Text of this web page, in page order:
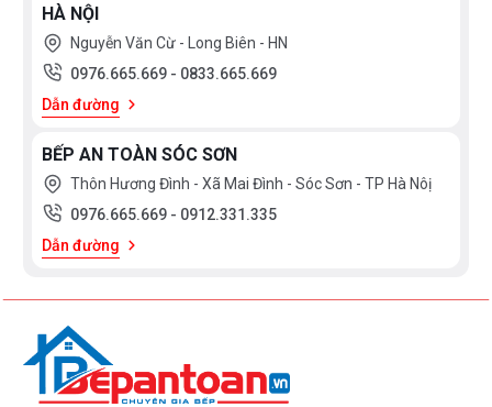
HÀ NỘI
Nguyễn Văn Cừ - Long Biên - HN
0976.665.669 - 0833.665.669
Dẫn đường
BẾP AN TOÀN SÓC SƠN
Thôn Hương Đình - Xã Mai Đình - Sóc Sơn - TP Hà Nôị
0976.665.669 - 0912.331.335
Dẫn đường